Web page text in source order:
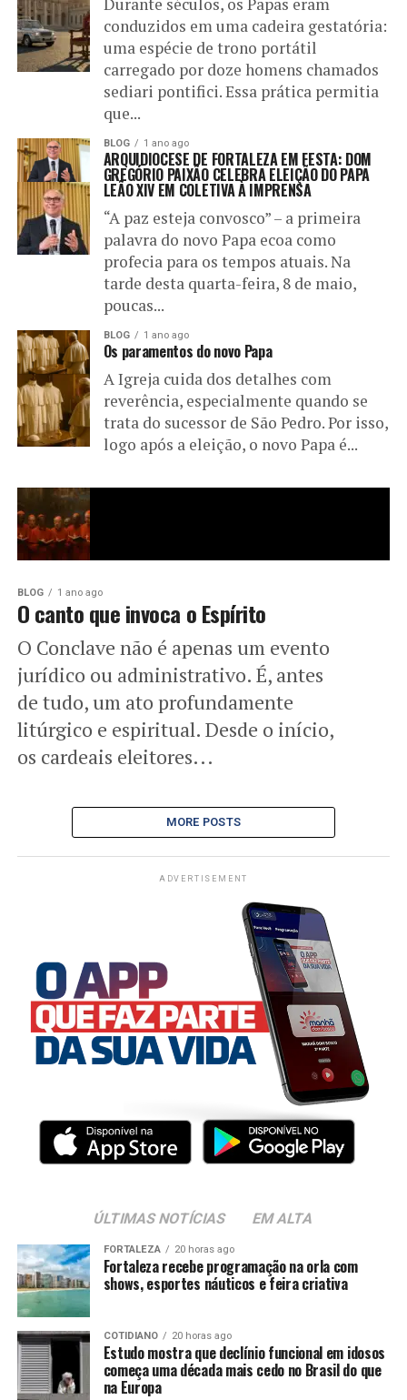
conduzidos em uma cadeira gestatória:
uma espécie de trono portátil
carregado por doze homens chamados
sediari pontifici. Essa prática permitia
que...
BLOG 1 ano ago
ARQUIDIOCESE DE FORTALEZA EM FESTA: DOM
GREGÓRIO PAIXÃO CELEBRA ELEIÇÃO DO PAPA
LEÃO XIV EM COLETIVA À IMPRENSA
“A paz esteja convosco” – a primeira
palavra do novo Papa ecoa como
profecia para os tempos atuais. Na
tarde desta quarta-feira, 8 de maio,
poucas...
BLOG 1 ano ago
Os paramentos do novo Papa
A Igreja cuida dos detalhes com
reverência, especialmente quando se
trata do sucessor de São Pedro. Por isso,
logo após a eleição, o novo Papa é...
BLOG 1 ano ago
O canto que invoca o Espírito
O Conclave não é apenas um evento
jurídico ou administrativo. É, antes
de tudo, um ato profundamente
litúrgico e espiritual. Desde o início,
os cardeais eleitores...
MORE POSTS
ADVERTISEMENT
ÚLTIMAS NOTÍCIAS EM ALTA
FORTALEZA 20 horas ago
Fortaleza recebe programação na orla com
shows, esportes náuticos e feira criativa
COTIDIANO 20 horas ago
Estudo mostra que declínio funcional em idosos
começa uma década mais cedo no Brasil do que
na Europa